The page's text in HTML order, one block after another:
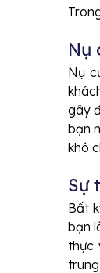
Nụ
Nụ
gây
bạn
khó
Sự
Bất
bạn
thực